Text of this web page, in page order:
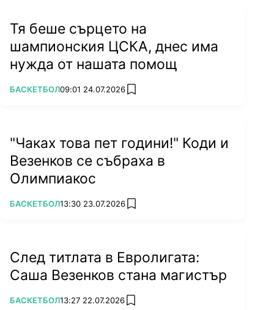
Тя беше сърцето на
шампионския ЦСКА, днес има
нужда от нашата помощ
ПОВЕЧЕ ОТ
БАСКЕТБОЛ09:01 24.07.2026 add favorites
"Чаках това пет години!" Коди и
Везенков се събраха в
Олимпиакос
ПОВЕЧЕ ОТ
БАСКЕТБОЛ13:30 23.07.2026 add favorites
След титлата в Евролигата:
Саша Везенков стана магистър
ПОВЕЧЕ ОТ
БАСКЕТБОЛ13:27 22.07.2026 add favorites